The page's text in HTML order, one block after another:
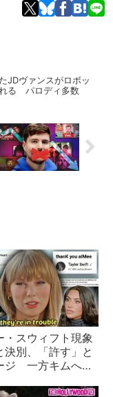
JDヴァンスがロボッ
る パロディ多数
・スウィフト現象
決別、「許す」と
ジ 一方キムへの